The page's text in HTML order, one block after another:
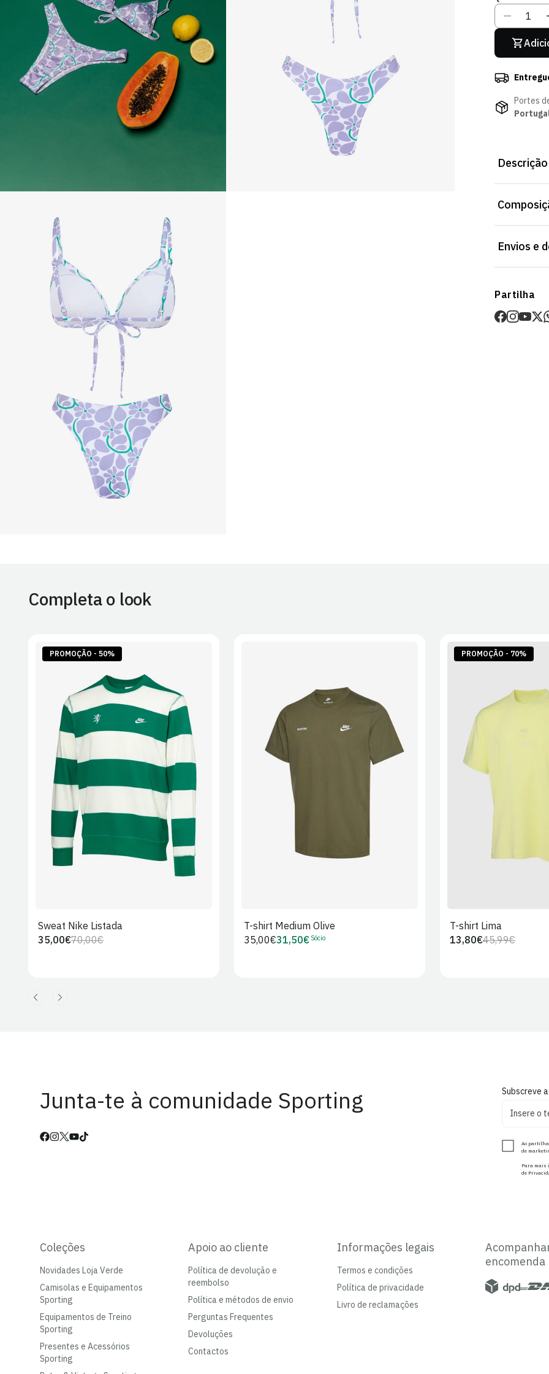
Portes
Descrição
prático para
Envios e
Prazo
O valor dos
Partilha
Completa o look
PROMOÇÃO - 50%
Sweat Nike Listada
Preço
70,00€Preço
35,00€
T-shirt Medium Olive
Preço
35,00€Preço
31,50€ Sócio
PROMOÇÃO - 70%
S
T-shirt Lima
Preço
45,99€Preço
13,80€
Junta-te à comunidade Sporting Subscreve
Ao
de
Para mais
de
Coleções
Novidades Loja Verde
Camisolas e Equipamentos
Sporting
Equipamentos de Treino
Sporting
Presentes e Acessórios
Sporting
Apoio ao cliente
Política de devolução e
reembolso
Política e métodos de envio
Perguntas Frequentes
Devoluções
Contactos
Informações legais
Termos e condições
Política de privacidade
Livro de reclamações
encomenda